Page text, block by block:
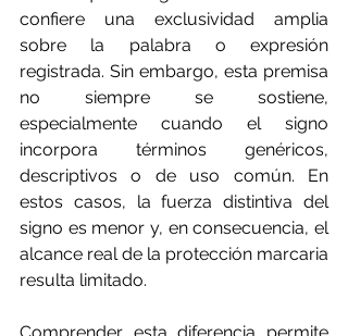
confiere una exclusividad amplia
sobre la palabra o expresión
registrada. Sin embargo, esta premisa
no siempre se sostiene,
especialmente cuando el signo
incorpora términos genéricos,
descriptivos o de uso común. En
estos casos, la fuerza distintiva del
signo es menor y, en consecuencia, el
alcance real de la protección marcaria
resulta limitado.